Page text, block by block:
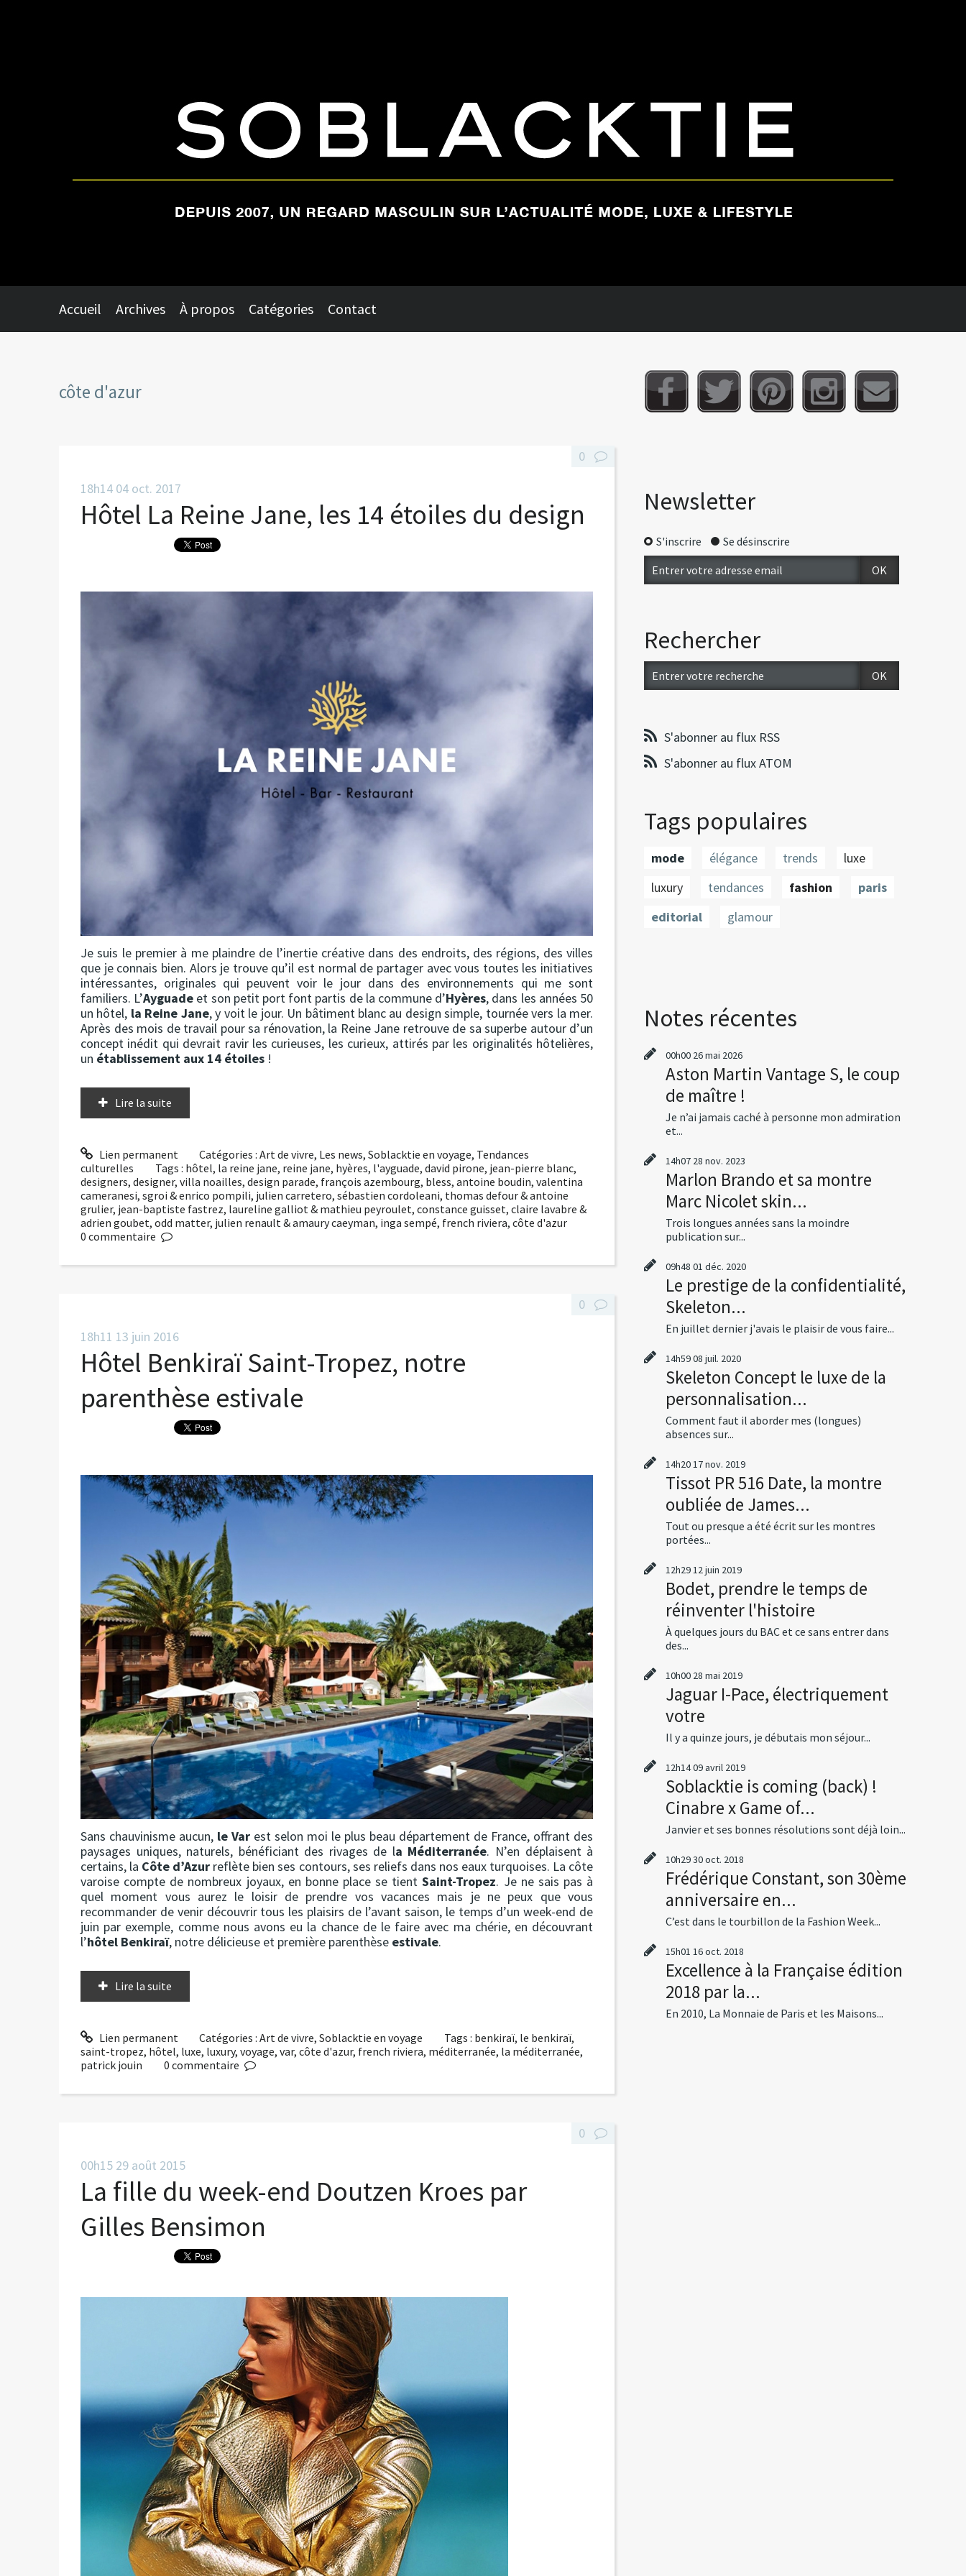
Accueil Archives À propos Catégories Contact
côte d'azur
18h14 04 oct. 2017
Hôtel La Reine Jane, les 14 étoiles du design
Je suis le premier à me plaindre de l’inertie créative dans des endroits, des régions, des villes
que je connais bien. Alors je trouve qu’il est normal de partager avec vous toutes les initiatives
intéressantes, originales qui peuvent voir le jour dans des environnements qui me sont
familiers. L’Ayguade et son petit port font partis de la commune d’Hyères, dans les années 50
un hôtel, la Reine Jane, y voit le jour. Un bâtiment blanc au design simple, tournée vers la mer.
Après des mois de travail pour sa rénovation, la Reine Jane retrouve de sa superbe autour d’un
concept inédit qui devrait ravir les curieuses, les curieux, attirés par les originalités hôtelières,
un établissement aux 14 étoiles !
Lire la suite
Lien permanent Catégories :Art de vivre, Les news,Soblacktie en voyage, Tendances
culturelles
Tags : hôtel, la reine jane, reine jane, hyères, l'ayguade, david pirone, jean-pierre blanc,
designers, designer, villa noailles, design parade, françois azembourg, bless, antoine boudin, valentina
cameranesi, sgroi & enrico pompili, julien carretero, sébastien cordoleani, thomas defour & antoine
grulier, jean-baptiste fastrez, laureline galliot & mathieu peyroulet, constance guisset, claire lavabre &
adrien goubet, odd matter, julien renault & amaury caeyman, inga sempé, french riviera, côte d'azur
0
0 commentaire
18h11 13 juin 2016
Hôtel Benkiraï Saint-Tropez, notre
parenthèse estivale
Sans chauvinisme aucun, le Var est selon moi le plus beau département de France, offrant des
paysages uniques, naturels, bénéficiant des rivages de la Méditerranée. N’en déplaisent à
certains, la Côte d’Azur reflète bien ses contours, ses reliefs dans nos eaux turquoises. La côte
varoise compte de nombreux joyaux, en bonne place se tientSaint-Tropez. Je ne sais pas à
quel moment vous aurez le loisir de prendre vos vacances mais je ne peux que vous
recommander de venir découvrir tous les plaisirs de l’avant saison, le temps d’un week-end de
juin par exemple, comme nous avons eu la chance de le faire avec ma chérie, en découvrant
l’hôtel Benkiraï, notre délicieuse et première parenthèse estivale.
Lire la suite
Lien permanent Catégories :Art de vivre,Soblacktie en voyage Tags : benkiraï, le benkiraï,
saint-tropez, hôtel, luxe, luxury, voyage, var, côte d'azur, french riviera, méditerranée, la méditerranée,
patrick jouin
0
0 commentaire
00h15 29 août 2015
La fille du week-end Doutzen Kroes par
Gilles Bensimon
0
Newsletter
S'inscrire Se désinscrire
Rechercher
S'abonner au flux RSS
S'abonner au flux ATOM
Tags populaires
mode élégance trends
luxe
luxury
tendances fashion
paris
editorial
glamour
Notes récentes
00h00 26mai 2026
Aston Martin Vantage S, le coup
de maître !
Je n’ai jamais caché à personne mon admiration
et...
14h07 28 nov. 2023
Marlon Brando et sa montre
Marc Nicolet skin...
Trois longues années sans la moindre
publication sur...
09h48 01 déc. 2020
Le prestige de la confidentialité,
Skeleton...
En juillet dernier j'avais le plaisir de vous faire...
14h5908 juil. 2020
Skeleton Concept le luxe de la
personnalisation...
Comment faut il aborder mes (longues)
absences sur...
14h2017nov. 2019
Tissot PR 516 Date, la montre
oubliée de James...
Tout ou presque a été écrit sur les montres
portées...
12h2912juin 2019
Bodet, prendre le temps de
réinventer l'histoire
À quelques jours du BAC et ce sans entrer dans
des...
10h00 28 mai 2019
Jaguar I-Pace, électriquement
votre
Il y a quinze jours, je débutais mon séjour...
12h1409avril 2019
Soblacktie is coming (back) !
Cinabre x Game of...
Janvier et ses bonnes résolutions sont déjà loin...
10h2930oct. 2018
Frédérique Constant, son 30ème
anniversaire en...
C’est dans le tourbillon de la Fashion Week...
15h01 16oct. 2018
Excellence à la Française édition
2018 par la...
En 2010, La Monnaie de Paris et les Maisons...